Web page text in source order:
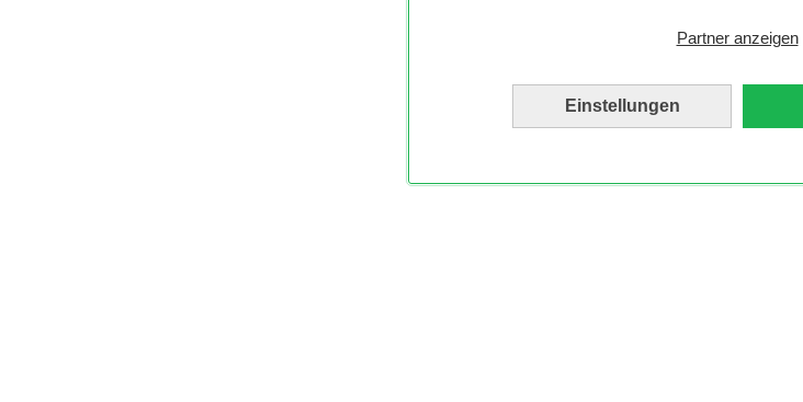
Partner anzeigen
Einstellungen